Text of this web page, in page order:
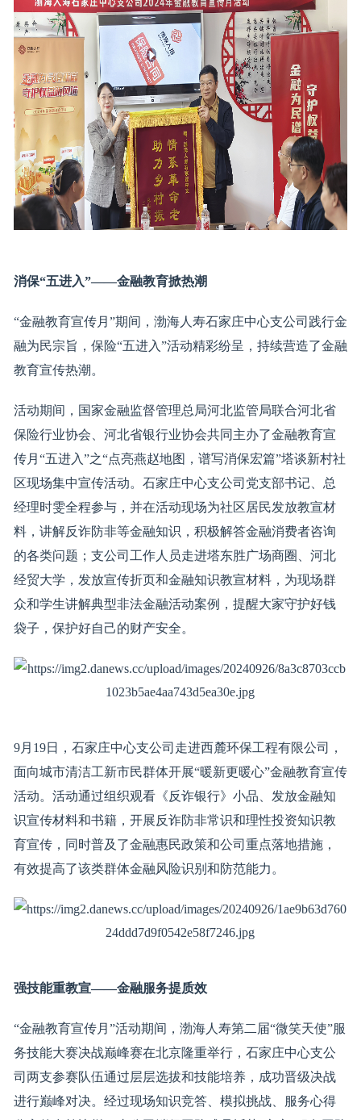
消保“五进入”——金融教育掀热潮
“金融教育宣传月”期间，渤海人寿石家庄中心支公司践行金
融为民宗旨，保险“五进入”活动精彩纷呈，持续营造了金融
教育宣传热潮。
活动期间，国家金融监督管理总局河北监管局联合河北省
保险行业协会、河北省银行业协会共同主办了金融教育宣
传月“五进入”之“点亮燕赵地图，谱写消保宏篇”塔谈新村社
区现场集中宣传活动。石家庄中心支公司党支部书记、总
经理时雯全程参与，并在活动现场为社区居民发放教宣材
料，讲解反诈防非等金融知识，积极解答金融消费者咨询
的各类问题；支公司工作人员走进塔东胜广场商圈、河北
经贸大学，发放宣传折页和金融知识教宣材料，为现场群
众和学生讲解典型非法金融活动案例，提醒大家守护好钱
袋子，保护好自己的财产安全。
9月19日，石家庄中心支公司走进西麓环保工程有限公司，
面向城市清洁工新市民群体开展“暖新更暖心”金融教育宣传
活动。活动通过组织观看《反诈银行》小品、发放金融知
识宣传材料和书籍，开展反诈防非常识和理性投资知识教
育宣传，同时普及了金融惠民政策和公司重点落地措施，
有效提高了该类群体金融风险识别和防范能力。
强技能重教宣——金融服务提质效
“金融教育宣传月”活动期间，渤海人寿第二届“微笑天使”服
务技能大赛决战巅峰赛在北京隆重举行，石家庄中心支公
司两支参赛队伍通过层层选拔和技能培养，成功晋级决战
进行巅峰对决。经过现场知识竞答、模拟挑战、服务心得